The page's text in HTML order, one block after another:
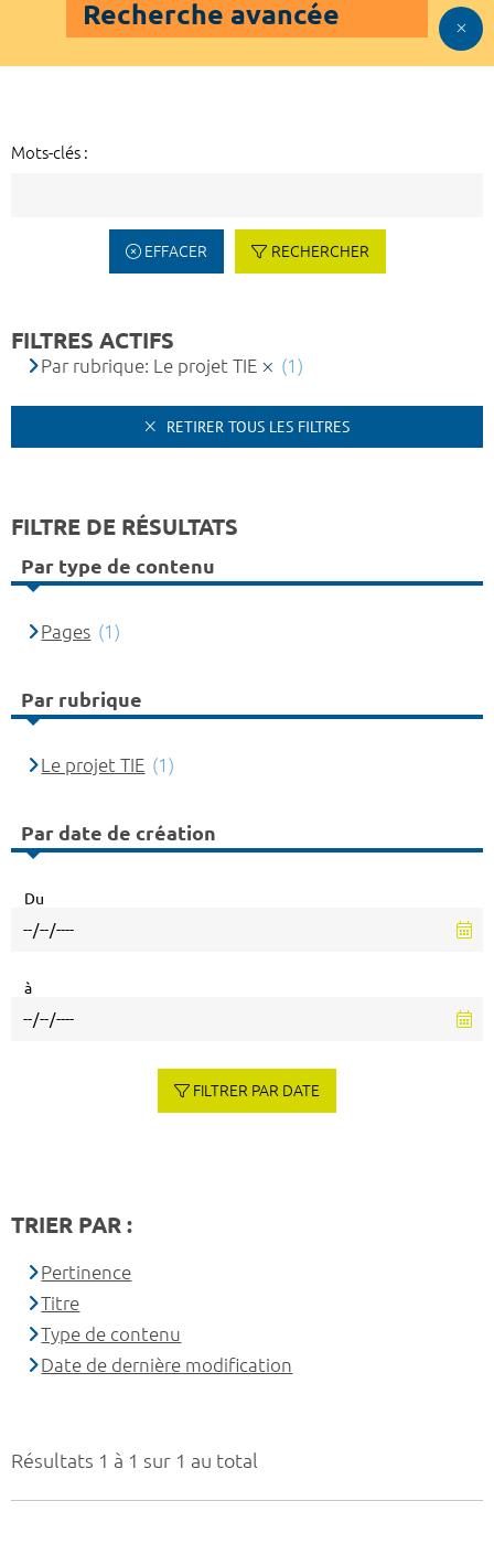
Recherche avancée
Mots-clés :
EFFACER RECHERCHER
Résultats 1 à 1 sur 1 au total
FILTRES ACTIFS
Par rubrique: Le projet TIE (1)
RETIRER TOUS LES FILTRES
FILTRE DE RÉSULTATS
Par type de contenu
Pages (1)
Par rubrique
Le projet TIE (1)
Par date de création
Du
à
FILTRER PAR DATE
TRIER PAR :
Pertinence
Titre
Type de contenu
Date de dernière modification